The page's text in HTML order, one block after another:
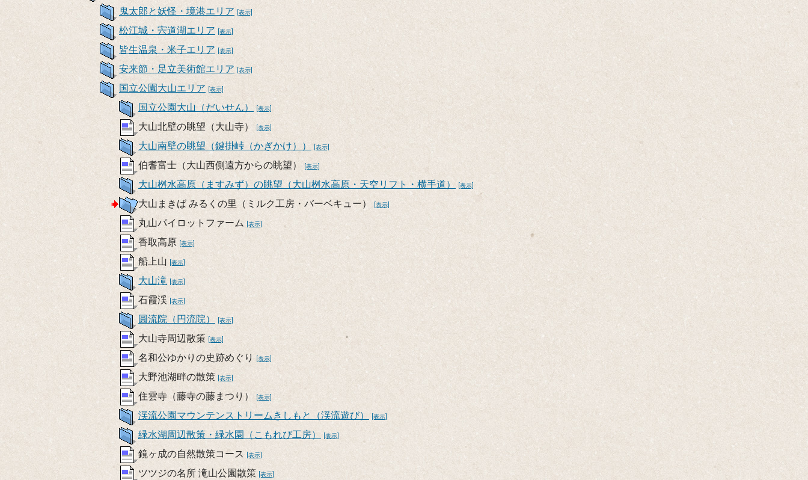
鬼太郎と妖怪・境港エリア [表示]
松江城・宍道湖エリア [表示]
皆生温泉・米子エリア [表示]
安来節・足立美術館エリア [表示]
国立公園大山エリア [表示]
国立公園大山（だいせん） [表示]
大山北壁の眺望（大山寺） [表示]
大山南壁の眺望（鍵掛峠（かぎかけ）） [表示]
伯耆富士（大山西側遠方からの眺望） [表示]
大山桝水高原（ますみず）の眺望（大山桝水高原・天空リフト・横手道） [表示]
大山まきば みるくの里（ミルク工房・バーベキュー） [表示]
丸山パイロットファーム [表示]
香取高原 [表示]
船上山 [表示]
大山滝 [表示]
石霞渓 [表示]
圓流院（円流院） [表示]
大山寺周辺散策 [表示]
名和公ゆかりの史跡めぐり [表示]
大野池湖畔の散策 [表示]
住雲寺（藤寺の藤まつり） [表示]
渓流公園マウンテンストリームきしもと（渓流遊び） [表示]
緑水湖周辺散策・緑水園（こもれび工房） [表示]
鏡ヶ成の自然散策コース [表示]
ツツジの名所 滝山公園散策 [表示]